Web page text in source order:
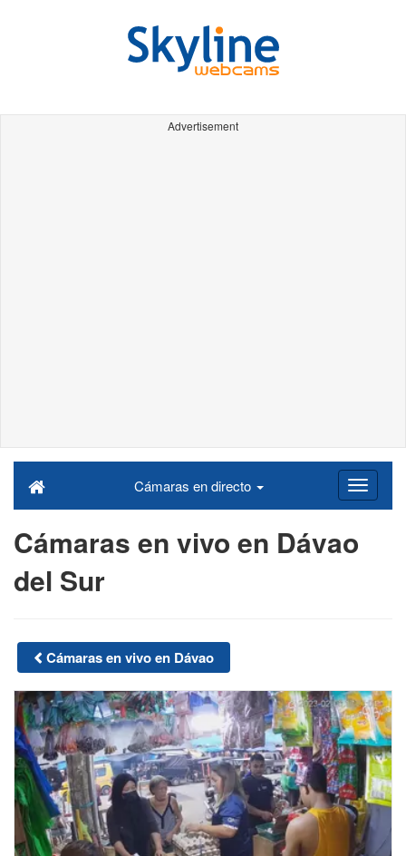
Advertisement
Cámaras en directo
Cámaras en vivo en Dávao
del Sur
Cámaras en vivo en Dávao